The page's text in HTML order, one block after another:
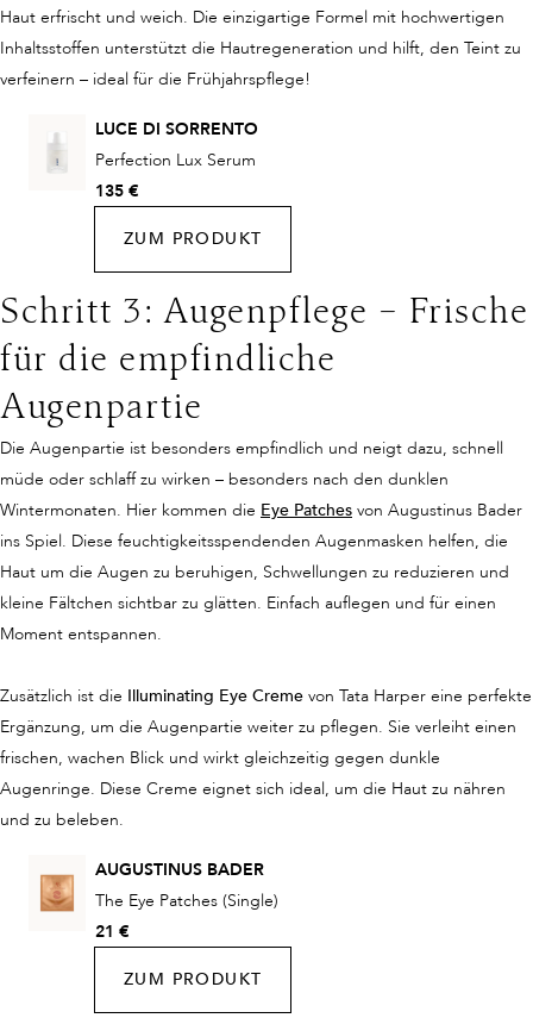
Haut erfrischt und weich. Die einzigartige Formel mit hochwertigen
Inhaltsstoffen unterstützt die Hautregeneration und hilft, den Teint zu
verfeinern – ideal für die Frühjahrspflege!
LUCE DI SORRENTO
Perfection Lux Serum
135 €
ZUM PRODUKT
Schritt 3: Augenpflege – Frische
für die empfindliche
Augenpartie
Die Augenpartie ist besonders empfindlich und neigt dazu, schnell
müde oder schlaff zu wirken – besonders nach den dunklen
Wintermonaten. Hier kommen die Eye Patches von Augustinus Bader
ins Spiel. Diese feuchtigkeitsspendenden Augenmasken helfen, die
Haut um die Augen zu beruhigen, Schwellungen zu reduzieren und
kleine Fältchen sichtbar zu glätten. Einfach auflegen und für einen
Moment entspannen.
Zusätzlich ist die Illuminating Eye Creme von Tata Harper eine perfekte
Ergänzung, um die Augenpartie weiter zu pflegen. Sie verleiht einen
frischen, wachen Blick und wirkt gleichzeitig gegen dunkle
Augenringe. Diese Creme eignet sich ideal, um die Haut zu nähren
und zu beleben.
AUGUSTINUS BADER
The Eye Patches (Single)
21 €
ZUM PRODUKT